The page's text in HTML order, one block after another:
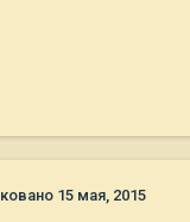
15 мая, 2015